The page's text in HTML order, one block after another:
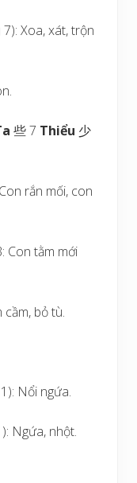
Xoa, xát, trộn
些 7 Thiểu 少
rắn mối, con
Con tằm mới
cầm, bỏ tù.
Nổi ngứa.
Ngứa, nhột.